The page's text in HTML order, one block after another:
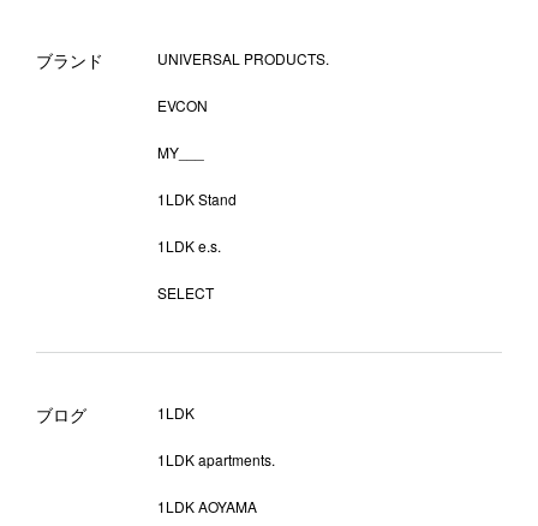
ブランド UNIVERSAL PRODUCTS.
EVCON
MY___
1LDK Stand
1LDK e.s.
SELECT
ブログ 1LDK
1LDK apartments.
1LDK AOYAMA